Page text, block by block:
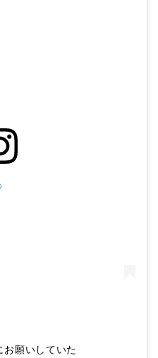
願いしていた